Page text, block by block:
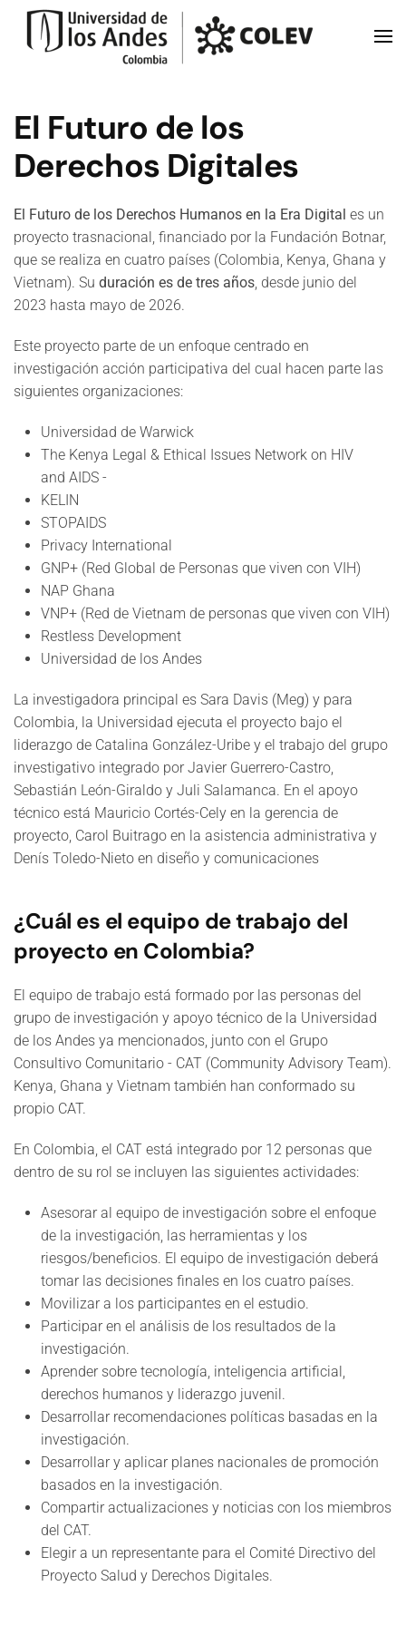
Skip to main content
El Futuro de los
Derechos Digitales
El Futuro de los Derechos Humanos en la Era Digital es un
proyecto trasnacional, financiado por la Fundación Botnar,
que se realiza en cuatro países (Colombia, Kenya, Ghana y
Vietnam). Su duración es de tres años, desde junio del
2023 hasta mayo de 2026.
Este proyecto parte de un enfoque centrado en
investigación acción participativa del cual hacen parte las
siguientes organizaciones:
Universidad de Warwick
The Kenya Legal & Ethical Issues Network on HIV
and AIDS -
KELIN
STOPAIDS
Privacy International
GNP+ (Red Global de Personas que viven con VIH)
NAP Ghana
VNP+ (Red de Vietnam de personas que viven con VIH)
Restless Development
Universidad de los Andes
La investigadora principal es Sara Davis (Meg) y para
Colombia, la Universidad ejecuta el proyecto bajo el
liderazgo de Catalina González-Uribe y el trabajo del grupo
investigativo integrado por Javier Guerrero-Castro,
Sebastián León-Giraldo y Juli Salamanca. En el apoyo
técnico está Mauricio Cortés-Cely en la gerencia de
proyecto, Carol Buitrago en la asistencia administrativa y
Denís Toledo-Nieto en diseño y comunicaciones
¿Cuál es el equipo de trabajo del
proyecto en Colombia?
El equipo de trabajo está formado por las personas del
grupo de investigación y apoyo técnico de la Universidad
de los Andes ya mencionados, junto con el Grupo
Consultivo Comunitario - CAT (Community Advisory Team).
Kenya, Ghana y Vietnam también han conformado su
propio CAT.
En Colombia, el CAT está integrado por 12 personas que
dentro de su rol se incluyen las siguientes actividades:
Asesorar al equipo de investigación sobre el enfoque
de la investigación, las herramientas y los
riesgos/beneficios. El equipo de investigación deberá
tomar las decisiones finales en los cuatro países.
Movilizar a los participantes en el estudio.
Participar en el análisis de los resultados de la
investigación.
Aprender sobre tecnología, inteligencia artificial,
derechos humanos y liderazgo juvenil.
Desarrollar recomendaciones políticas basadas en la
investigación.
Desarrollar y aplicar planes nacionales de promoción
basados en la investigación.
Compartir actualizaciones y noticias con los miembros
del CAT.
Elegir a un representante para el Comité Directivo del
Proyecto Salud y Derechos Digitales.